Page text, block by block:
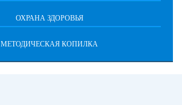
ОХРАНА ЗДОРОВЬЯ
МЕТОДИЧЕСКАЯ КОПИЛКА